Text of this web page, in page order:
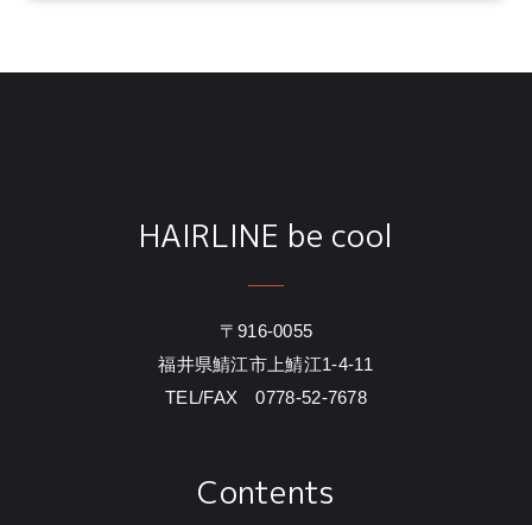
HAIRLINE be cool
〒916-0055
福井県鯖江市上鯖江1-4-11
TEL/FAX 0778-52-7678
Contents